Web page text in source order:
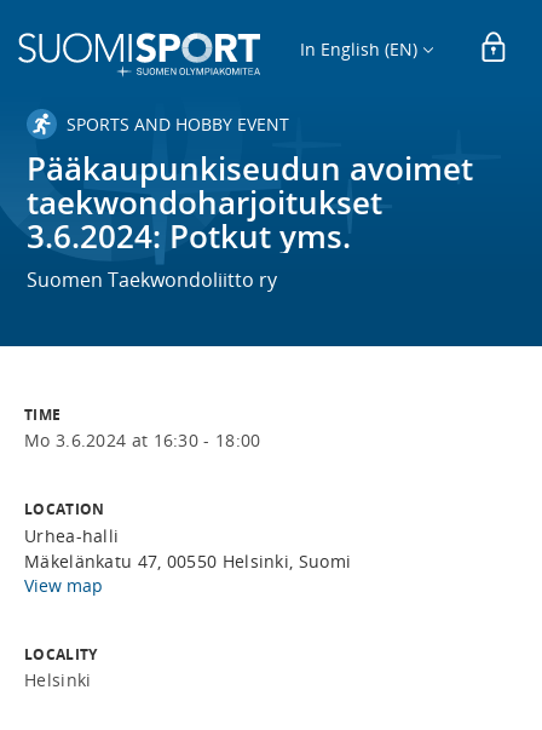
In English (EN)
SPORTS AND HOBBY EVENT
Pääkaupunkiseudun avoimet
taekwondoharjoitukset
3.6.2024: Potkut yms.
Suomen Taekwondoliitto ry
TIME
Mo 3.6.2024 at 16:30 - 18:00
LOCATION
Urhea-halli
Mäkelänkatu 47, 00550 Helsinki, Suomi
View map
LOCALITY
Helsinki